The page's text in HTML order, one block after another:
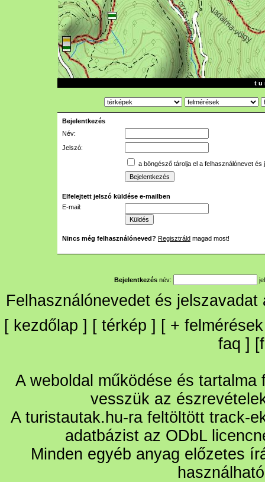
t u
Bejelentkezés
Név:
Jelszó:
a böngésző tárolja el a felhasználónevet és
Elfelejtett jelszó küldése e-mailben
E-mail:
Nincs még felhasználóneved? Regisztráld magad most!
Bejelentkezés név:
Felhasználónevedet és
[ kezdőlap ] [ térkép ] [ + felmérések
faq ] [
A weboldal működése és
vesszük az
A turistautak.hu-ra feltöltött track-
adatbázist az ODbL
Minden egyéb anyag előzetes